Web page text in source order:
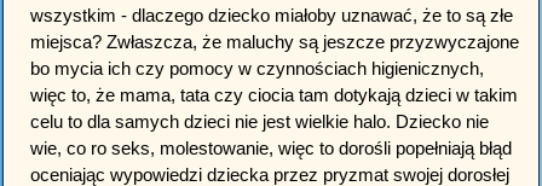
wszystkim - dlaczego dziecko miałoby uznawać, że to są złe
miejsca? Zwłaszcza, że maluchy są jeszcze przyzwyczajone
bo mycia ich czy pomocy w czynnościach higienicznych,
więc to, że mama, tata czy ciocia tam dotykają dzieci w takim
celu to dla samych dzieci nie jest wielkie halo. Dziecko nie
wie, co ro seks, molestowanie, więc to dorośli popełniają błąd
oceniając wypowiedzi dziecka przez pryzmat swojej dorosłej